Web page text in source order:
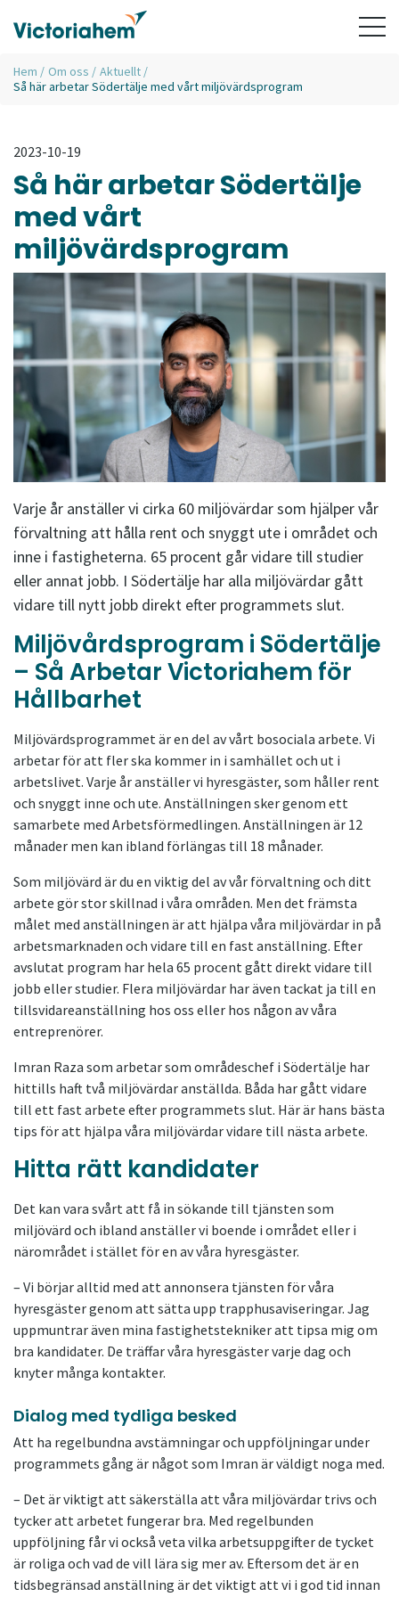
Hem / Om oss / Aktuellt /
Så här arbetar Södertälje med vårt miljövärdsprogram
2023-10-19
Så här arbetar Södertälje
med vårt
miljövärdsprogram
Varje år anställer vi cirka 60 miljövärdar som hjälper vår
förvaltning att hålla rent och snyggt ute i området och
inne i fastigheterna. 65 procent går vidare till studier
eller annat jobb. I Södertälje har alla miljövärdar gått
vidare till nytt jobb direkt efter programmets slut.
Miljövårdsprogram i Södertälje
– Så Arbetar Victoriahem för
Hållbarhet
Miljövärdsprogrammet är en del av vårt bosociala arbete. Vi
arbetar för att fler ska kommer in i samhället och ut i
arbetslivet. Varje år anställer vi hyresgäster, som håller rent
och snyggt inne och ute. Anställningen sker genom ett
samarbete med Arbetsförmedlingen. Anställningen är 12
månader men kan ibland förlängas till 18 månader.
Som miljövärd är du en viktig del av vår förvaltning och ditt
arbete gör stor skillnad i våra områden. Men det främsta
målet med anställningen är att hjälpa våra miljövärdar in på
arbetsmarknaden och vidare till en fast anställning. Efter
avslutat program har hela 65 procent gått direkt vidare till
jobb eller studier. Flera miljövärdar har även tackat ja till en
tillsvidareanställning hos oss eller hos någon av våra
entreprenörer.
Imran Raza som arbetar som områdeschef i Södertälje har
hittills haft två miljövärdar anställda. Båda har gått vidare
till ett fast arbete efter programmets slut. Här är hans bästa
tips för att hjälpa våra miljövärdar vidare till nästa arbete.
Hitta rätt kandidater
Det kan vara svårt att få in sökande till tjänsten som
miljövärd och ibland anställer vi boende i området eller i
närområdet i stället för en av våra hyresgäster.
– Vi börjar alltid med att annonsera tjänsten för våra
hyresgäster genom att sätta upp trapphusaviseringar. Jag
uppmuntrar även mina fastighetstekniker att tipsa mig om
bra kandidater. De träffar våra hyresgäster varje dag och
knyter många kontakter.
Dialog med tydliga besked
Att ha regelbundna avstämningar och uppföljningar under
programmets gång är något som Imran är väldigt noga med.
– Det är viktigt att säkerställa att våra miljövärdar trivs och
tycker att arbetet fungerar bra. Med regelbunden
uppföljning får vi också veta vilka arbetsuppgifter de tycket
är roliga och vad de vill lära sig mer av. Eftersom det är en
tidsbegränsad anställning är det viktigt att vi i god tid innan